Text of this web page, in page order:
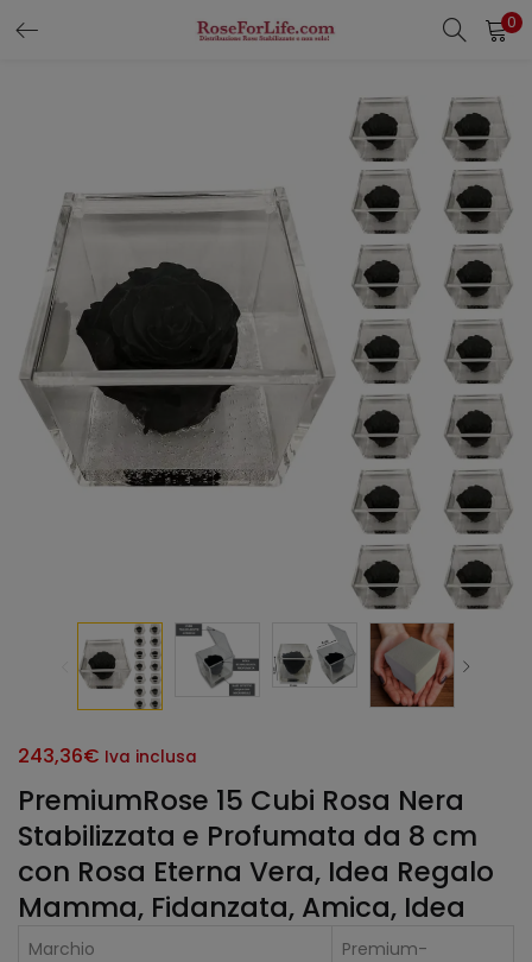
0
PremiumRose 15 Cubi Rosa Nera
Stabilizzata e Profumata da 8 cm
con Rosa Eterna Vera, Idea Regalo
Mamma, Fidanzata, Amica, Idea
243,36€ Iva inclusa
Marchio
Premium-
Enter your username and password to login.
Remember me
Lost password?